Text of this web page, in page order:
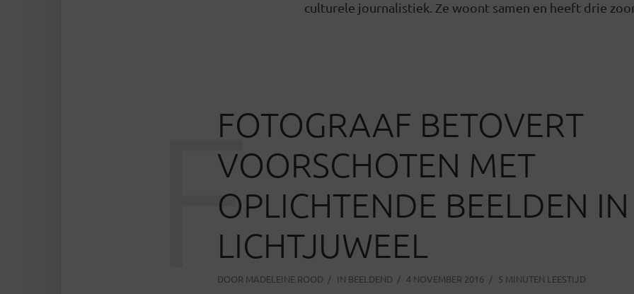
culturele journalistiek. Ze woont samen en heeft drie
FOTOGRAAF BETOVERT
VOORSCHOTEN MET
OPLICHTENDE BEELDEN IN
LICHTJUWEEL
DOOR MADELEINE ROOD IN BEELDEND 4 NOVEMBER 2016 5 MINUTEN LEESTIJD
F